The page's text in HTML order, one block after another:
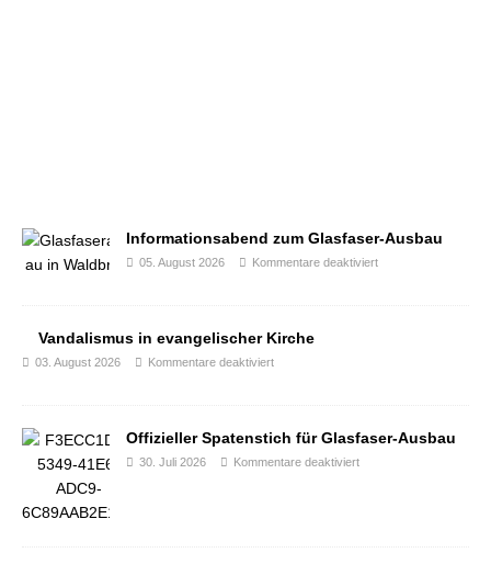
Informationsabend zum Glasfaser-Ausbau
05. August 2026 Kommentare deaktiviert
Vandalismus in evangelischer Kirche
03. August 2026 Kommentare deaktiviert
Offizieller Spatenstich für Glasfaser-Ausbau
30. Juli 2026 Kommentare deaktiviert